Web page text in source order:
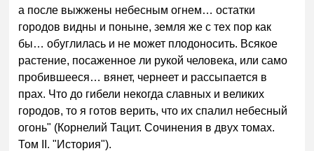
а после выжжены небесным огнем… остатки
городов видны и поныне, земля же с тех пор как
бы… обуглилась и не может плодоносить. Всякое
растение, посаженное ли рукой человека, или само
пробившееся… вянет, чернеет и рассыпается в
прах. Что до гибели некогда славных и великих
городов, то я готов верить, что их спалил небесный
огонь" (Корнелий Тацит. Сочинения в двух томах.
Том II. "История").